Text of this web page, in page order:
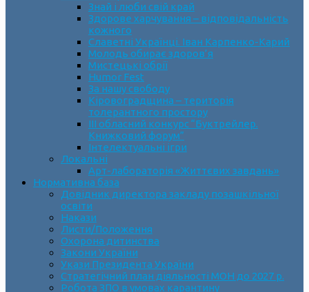
Знай і люби свій край
Здорове харчування – відповідальність
кожного
Славетні Українці. Іван Карпенко-Карий
Молодь обирає здоров’я
Мистецькі обрії
Humor Fest
За нашу свободу
Кіровоградщина – територія
толерантного простору
ІII обласний конкурс “Буктрейлер.
Книжковий форум”
Інтелектуальні ігри
Локальні
Арт-лабораторія «Життєвих завдань»
Нормативна база
Довідник директора закладу позашкільної
освіти
Накази
Листи/Положення
Охорона дитинства
Закони України
Укази Президента України
Стратегічний план діяльності МОН до 2027 р.
Робота ЗПО в умовах карантину